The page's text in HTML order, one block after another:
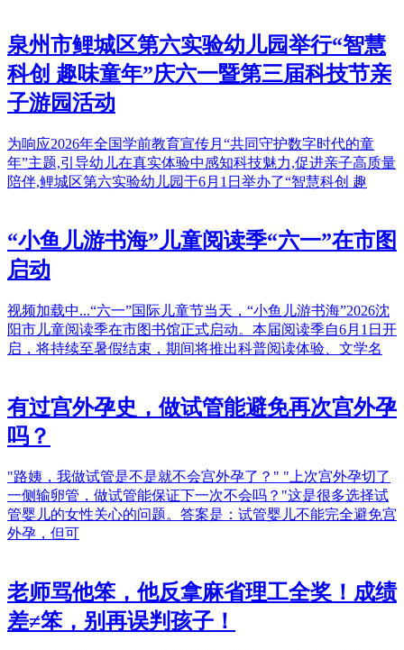
泉州市鲤城区第六实验幼儿园举行“智慧
科创 趣味童年”庆六一暨第三届科技节亲
子游园活动
为响应2026年全国学前教育宣传月“共同守护数字时代的童
年”主题,引导幼儿在真实体验中感知科技魅力,促进亲子高质量
陪伴,鲤城区第六实验幼儿园于6月1日举办了“智慧科创 趣
“小鱼儿游书海”儿童阅读季“六一”在市图
启动
视频加载中...“六一”国际儿童节当天，“小鱼儿游书海”2026沈
阳市儿童阅读季在市图书馆正式启动。本届阅读季自6月1日开
启，将持续至暑假结束，期间将推出科普阅读体验、文学名
有过宫外孕史，做试管能避免再次宫外孕
吗？
"路姨，我做试管是不是就不会宫外孕了？" "上次宫外孕切了
一侧输卵管，做试管能保证下一次不会吗？"这是很多选择试
管婴儿的女性关心的问题。答案是：试管婴儿不能完全避免宫
外孕，但可
老师骂他笨，他反拿麻省理工全奖！成绩
差≠笨，别再误判孩子！